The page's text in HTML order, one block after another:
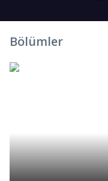
Bölümler